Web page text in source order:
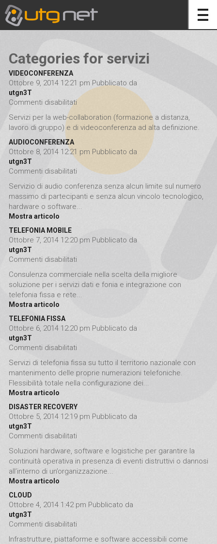
Categories for servizi
VIDEOCONFERENZA
Ottobre 9, 2014 12:21 pm Pubblicato da
utgn3T
Commenti disabilitatisu VIDEOCONFERENZA
Servizi per la web-collaboration (formazione a distanza,
lavoro di gruppo) e di videoconferenza ad alta definizione.
AUDIOCONFERENZA
Ottobre 8, 2014 12:21 pm Pubblicato da
utgn3T
Commenti disabilitati su AUDIOCONFERENZA
Servizio di audio conferenza senza alcun limite sul numero
massimo di partecipanti e senza alcun vincolo tecnologico,
hardware o software...
Mostra articolo
TELEFONIA MOBILE
Ottobre 7, 2014 12:20 pm Pubblicato da
utgn3T
Commenti disabilitati
Consulenza commerciale nella scelta della migliore
soluzione per i servizi dati e fonia e integrazione con
telefonia fissa e rete...
Mostra articolo
TELEFONIA FISSA
Ottobre 6, 2014 12:20 pm Pubblicato da
utgn3T
Commenti disabilitati
Servizi di telefonia fissa su tutto il territorio nazionale con
mantenimento delle proprie numerazioni telefoniche.
Flessibilità totale nella configurazione dei...
Mostra articolo
DISASTER RECOVERY
Ottobre 5, 2014 12:19 pm Pubblicato da
utgn3T
Commenti disabilitati
Soluzioni hardware, software e logistiche per garantire la
continuità operativa in presenza di eventi distruttivi o dannosi
all’interno di un’organizzazione...
Mostra articolo
CLOUD
Ottobre 4, 2014 1:42 pm Pubblicato da
utgn3T
Commenti disabilitati
Infrastrutture, piattaforme e software accessibili come